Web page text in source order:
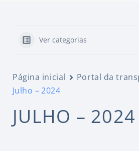
Ver categorias
Página inicial
Portal da
Julho – 2024
JULHO – 2024